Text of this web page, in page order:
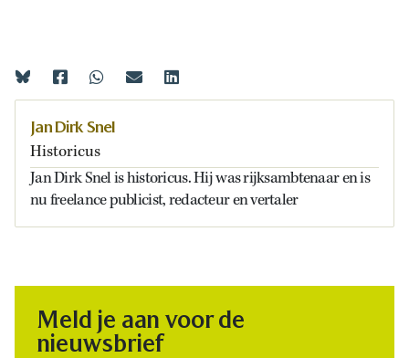
Jan Dirk Snel
Historicus
Jan Dirk Snel is historicus. Hij was rijksambtenaar en is
nu freelance publicist, redacteur en vertaler
Meld je aan voor de
nieuwsbrief